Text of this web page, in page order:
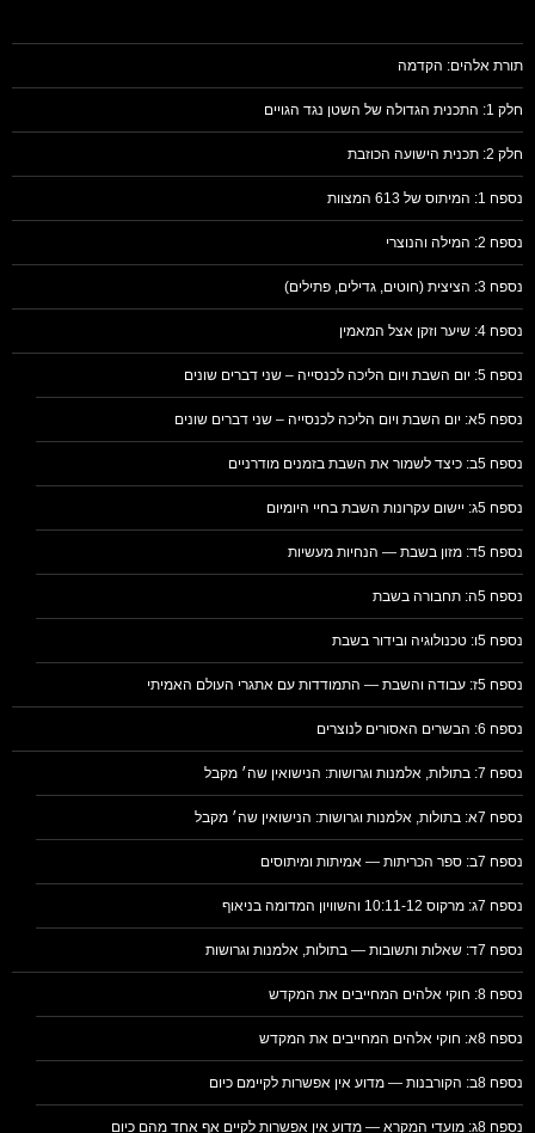
תורת אלהים: הקדמה
חלק 1: התכנית הגדולה של השטן נגד הגויים
חלק 2: תכנית הישועה הכוזבת
נספח 1: המיתוס של 613 המצוות
נספח 2: המילה והנוצרי
נספח 3: הציצית (חוטים, גדילים, פתילים)
נספח 4: שיער וזקן אצל המאמין
נספח 5: יום השבת ויום הליכה לכנסייה – שני דברים שונים
נספח 5א: יום השבת ויום הליכה לכנסייה – שני דברים שונים
נספח 5ב: כיצד לשמור את השבת בזמנים מודרניים
נספח 5ג: יישום עקרונות השבת בחיי היומיום
נספח 5ד: מזון בשבת — הנחיות מעשיות
נספח 5ה: תחבורה בשבת
נספח 5ו: טכנולוגיה ובידור בשבת
נספח 5ז: עבודה והשבת — התמודדות עם אתגרי העולם האמיתי
נספח 6: הבשרים האסורים לנוצרים
נספח 7: בתולות, אלמנות וגרושות: הנישואין שה׳ מקבל
נספח 7א: בתולות, אלמנות וגרושות: הנישואין שה׳ מקבל
נספח 7ב: ספר הכריתות — אמיתות ומיתוסים
נספח 7ג: מרקוס 10:11-12 והשוויון המדומה בניאוף
נספח 7ד: שאלות ותשובות — בתולות, אלמנות וגרושות
נספח 8: חוקי אלהים המחייבים את המקדש
נספח 8א: חוקי אלהים המחייבים את המקדש
נספח 8ב: הקורבנות — מדוע אין אפשרות לקיימם כיום
נספח 8ג: מועדי המקרא — מדוע אין אפשרות לקיים אף אחד מהם כיום